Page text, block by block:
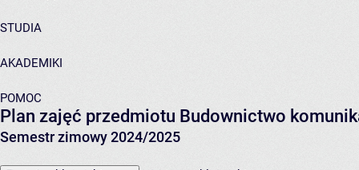
STUDIA
AKADEMIKI
POMOC
Plan zajęć przedmiotu Budownictwo
Semestr zimowy 2024/2025